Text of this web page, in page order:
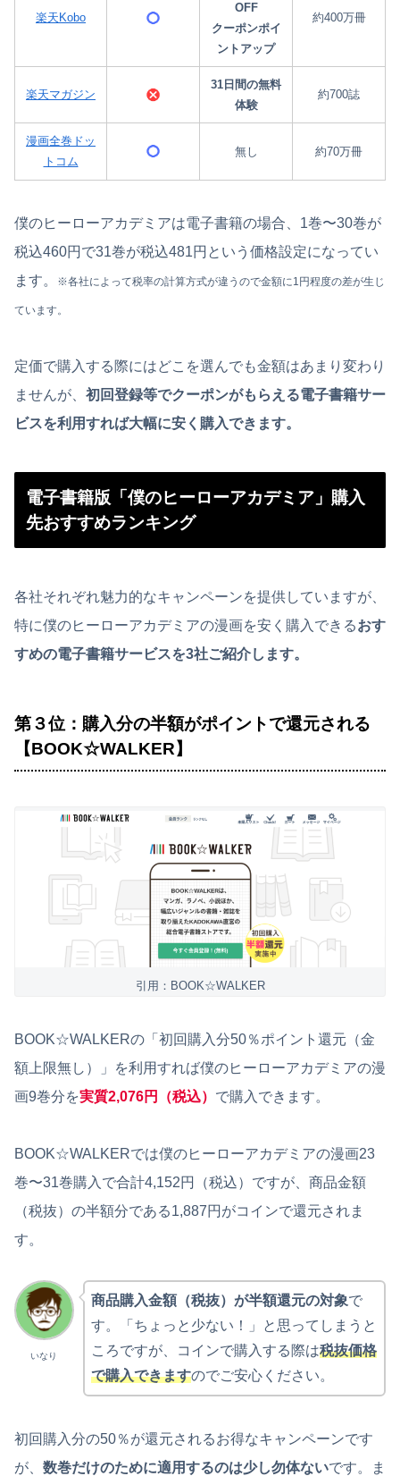
楽天Kobo
OFF
クーポンポイ
ントアップ
約400万冊
楽天マガジン
31日間の無料
体験
約700誌
漫画全巻ドッ
トコム
無し 約70万冊
僕のヒーローアカデミアは電子書籍の場合、1巻〜30巻が
税込460円で31巻が税込481円という価格設定になってい
ます。
※各社によって税率の計算方式が違うので金額に1円程度の差が生じ
ています。
定価で購入する際にはどこを選んでも金額はあまり変わり
ませんが、 初回登録等でクーポンがもらえる電子書籍サー
ビスを利用すれば大幅に安く購入できます。
電子書籍版「僕のヒーローアカデミア」購入
先おすすめランキング
各社それぞれ魅力的なキャンペーンを提供していますが、
特に僕のヒーローアカデミアの漫画を安く購入できるおす
すめの電子書籍サービスを3社ご紹介します。
第３位：購入分の半額がポイントで還元される
【BOOK☆WALKER】
引用：BOOK☆WALKER
BOOK☆WALKERの「初回購入分50％ポイント還元（金
額上限無し）」を利用すれば僕のヒーローアカデミアの漫
画9巻分を実質2,076円（税込） で購入できます。
BOOK☆WALKERでは僕のヒーローアカデミアの漫画23
巻〜31巻購入で合計4,152円（税込）ですが、商品金額
（税抜）の半額分である1,887円がコインで還元されま
す。
いなり
商品購入金額（税抜）が半額還元の対象で
す。「ちょっと少ない！」と思ってしまうと
ころですが、コインで購入する際は税抜価格
で購入できますのでご安心ください。
初回購入分の50％が還元されるお得なキャンペーンです
が、 数巻だけのために適用するのは少し勿体ないです。ま